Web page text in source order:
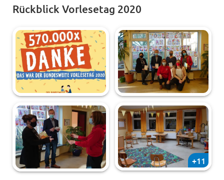
Rückblick Vorlesetag 2020
+11